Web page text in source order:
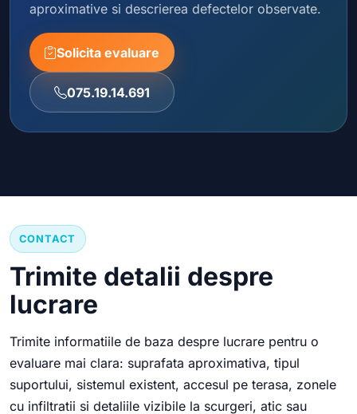
aproximative si descrierea defectelor observate.
Solicita evaluare
075.19.14.691
CONTACT
Trimite detalii despre
lucrare
Trimite informatiile de baza despre lucrare pentru o
evaluare mai clara: suprafata aproximativa, tipul
suportului, sistemul existent, accesul pe terasa, zonele
cu infiltratii si detaliile vizibile la scurgeri, atic sau